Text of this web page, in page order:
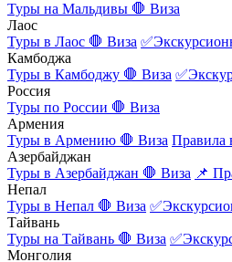
Туры на Мальдивы 🛑 Виза
Лаос
Туры в Лаос 🛑 Виза
Камбоджа
Туры в Камбоджу 🛑 Виза
Россия
Туры по России 🛑 Виза
Армения
Туры в Армению 🛑 Виза Правила
Азербайджан
Туры в Азербайджан 🛑 Виза 📌
Непал
Туры в Непал 🛑 Виза
Тайвань
Туры на Тайвань 🛑 Виза
Монголия